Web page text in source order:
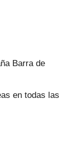
Barra de
en todas las